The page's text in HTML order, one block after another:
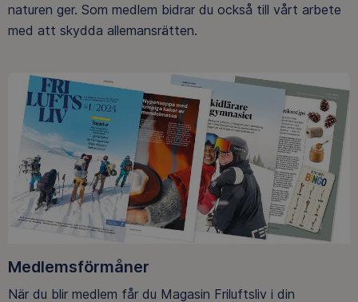
naturen ger. Som medlem bidrar du också till vårt arbete
med att skydda allemansrätten.
Medlemsförmåner
När du blir medlem får du Magasin Friluftsliv i din